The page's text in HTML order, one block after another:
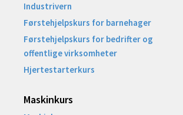
Industrivern
Førstehjelpskurs for barnehager
Førstehjelpskurs for bedrifter og
offentlige virksomheter
Hjertestarterkurs
Maskinkurs